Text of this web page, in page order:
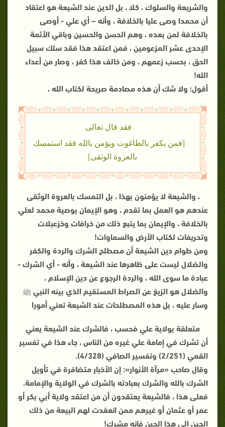
والشريعة والسلوك ، كلا ، بل الدين عند الشيعة هو اعتقاد
أن محمدا وصى عليا بالخلافة ، وأنه – أي علي - أوصى
بالخلافة لمن بعده ، وهم الحسن والحسين وباقي الأئمة
الإحدى عشر المزعومين ، فمن اعتقد هذا فقد سلك سبيل
الحق ، بحسب زعمهم ، ومن خالف هذا كفر ، وصار من أعداء
الله!
أقول: ولا شك أن هذه مصادمة صريحة لكتاب الله ،
فقد قال تعالى
[فمن يكفر بالطاغوت ويؤمن بالله فقد استمسك
بالعروة الوثقى]
، والشيعة لا يؤمنون بهذا ، بل التمسك بالعروة الوثقى
عندهم هو العمل بما تقدم ، وهو الإيمان بوصية محمد لعلي
بالخلافة ، والإيمان بما يتبع ذلك من خرافات وخزعبلات
وتحريفات لكتاب الأرض والسماوات!
ومن طوام دين الشيعة أن مصطلح الشرك والردة والكفر
والضلال ليست على ظاهرها عند الشيعة ، وأنه - أي الشرك -
عبادة ما سوى الله ، والردة الرجوع عن دين الإسلام ،
والضلال هو الزيغ عن الصراط المستقيم الذي بينه النبي ﷺ
وسار عليه ، بل هذه المصطلحات عند الشيعة تعني أمورا
متعلقة بولاية علي فحسب ، فالشرك عند الشيعة يعني
أن تشرك في إمامة علي غيره من الناس ، جاء هذا في تفسير
القمي (2/251) وتفسير الصافي (4/328).
وقال صاحب «مرآة الأنوار»: إن الأخبار متضافرة في تأويل
الشرك بالله والشرك بعبادته بالشرك في الولاية والإمامة.
فعلى هذا ، فالشيعة يعتقدون أن من اعتقد ولاية أبي بكر أو
عمر أو عثمان أو غيرهم ممن انعقدت لهم البيعة من ذلك
الحين إلى هذا الحين فإنه مشرك!